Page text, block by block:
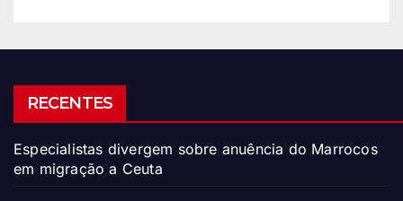
RECENTES
Especialistas divergem sobre anuência do Marrocos
em migração a Ceuta